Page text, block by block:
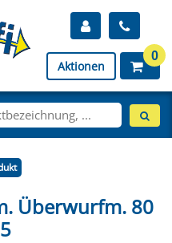
Aktionen
0
Überwurfm. 80